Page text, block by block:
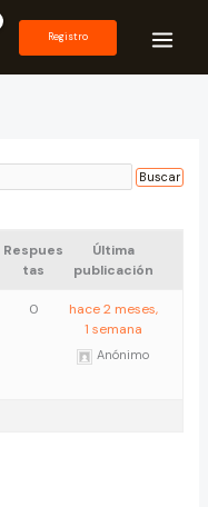
Registro
Respues
tas
Última
publicación
0
hace 2 meses,
1 semana
Anónimo